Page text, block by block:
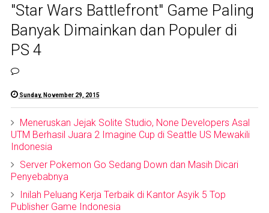
"Star Wars Battlefront" Game Paling
Banyak Dimainkan dan Populer di
PS 4
Sunday, November 29, 2015
Meneruskan Jejak Solite Studio, None Developers Asal
UTM Berhasil Juara 2 Imagine Cup di Seattle US Mewakili
Indonesia
Server Pokemon Go Sedang Down dan Masih Dicari
Penyebabnya
Inilah Peluang Kerja Terbaik di Kantor Asyik 5 Top
Publisher Game Indonesia